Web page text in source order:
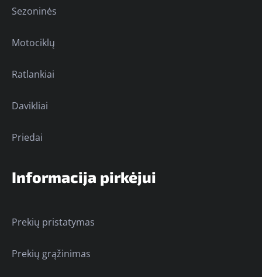
Sezoninės
Motociklų
Ratlankiai
Davikliai
Priedai
Informacija pirkėjui
Prekių pristatymas
Prekių grąžinimas